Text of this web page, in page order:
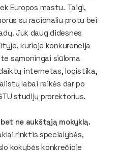
Europos mastu. Taigi,
su racionaliu protu bei
Juk daug didesnes
kurioje konkurencija
sąmoningai siūloma
internetas, logistika,
labai reikės dar po
studijų prorektorius.
ne aukštąją mokyklą.
rinktis specialybės,
kokybės konkrečioje